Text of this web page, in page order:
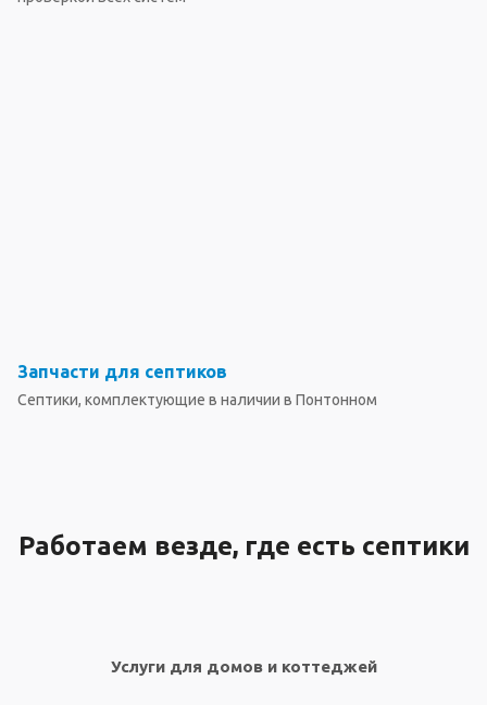
Запчасти для септиков
Септики, комплектующие в наличии в Понтонном
Работаем везде, где есть септики
Услуги для домов и коттеджей